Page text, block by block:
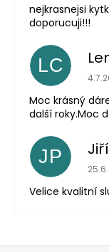
nejkrasnejsi
doporucuji!!!
LC
Moc krásný
další roky.Moc
JP
Velice kvalitní